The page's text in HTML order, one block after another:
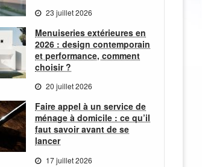
23 juillet 2026
Menuiseries extérieures en
2026 : design contemporain
et performance, comment
choisir ?
20 juillet 2026
Faire appel à un service de
ménage à domicile : ce qu’il
faut savoir avant de se
lancer
17 juillet 2026